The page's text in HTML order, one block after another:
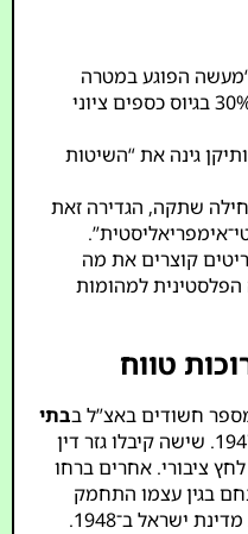
הפוגע במטרה
היהודית”, מציין ירידה של 30% בגיוס כספים ציוני
גינה את “השיטות
שתקה, הגדירה זאת
קוצרים את מה
למהומות
טווח
חשודים באצ”ל בבתי
בתחילת 1947. שישה קיבלו גזר דין
ציבורי. אחרים ברחו
1947. מנחם בגין עצמו התחמק
ישראל ב־1948.